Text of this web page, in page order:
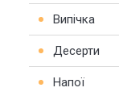
Випічка
Десерти
Напої